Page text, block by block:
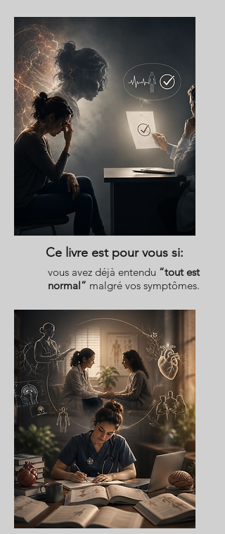
Ce livre est pour vous si:
vous avez déjà entendu “tout est
normal” malgré vos symptômes.